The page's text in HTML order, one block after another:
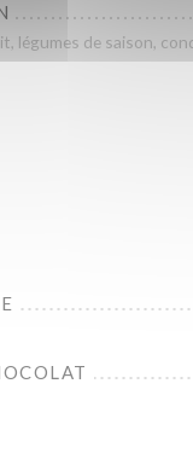
légumes de saison,